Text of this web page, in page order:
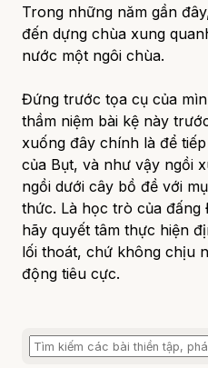
Trong những năm gần
đến dựng chùa xung
nước một ngôi chùa.
Đứng trước tọa cụ của
thầm niệm bài kệ này
xuống đây chính là để
của Bụt, và như vậy ngồi
ngồi dưới cây bồ đề với
thức. Là học trò của
hãy quyết tâm thực hiện
lối thoát, chứ không chịu
động tiêu cực.